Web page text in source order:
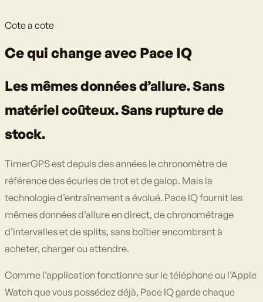
Cote a cote
Ce qui change avec Pace IQ
Les mêmes données d’allure. Sans
matériel coûteux. Sans rupture de
stock.
TimerGPS est depuis des années le chronomètre de
référence des écuries de trot et de galop. Mais la
technologie d’entraînement a évolué. Pace IQ fournit les
mêmes données d’allure en direct, de chronométrage
d’intervalles et de splits, sans boîtier encombrant à
acheter, charger ou attendre.
Comme l’application fonctionne sur le téléphone ou l’Apple
Watch que vous possédez déjà, Pace IQ garde chaque